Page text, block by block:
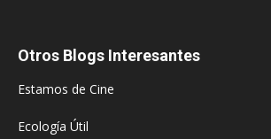
Otros Blogs Interesantes
Estamos de Cine
Ecología Útil